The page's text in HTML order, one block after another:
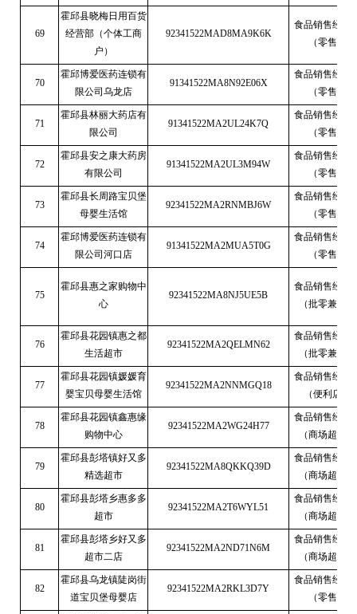
69
霍邱县晓梅日用百货
经营部（个体工商
户）
92341522MAD8MA9K6K
食品销售经营
（零售）
70
霍邱博爱医药连锁有
限公司乌龙店
91341522MA8N92E06X
食品销售经营
（零售）
71
霍邱县林丽大药店有
限公司
91341522MA2UL24K7Q
食品销售经营
（零售）
72
霍邱县安之康大药房
有限公司
91341522MA2UL3M94W
食品销售经营
（零售）
73
霍邱县长周路宝贝堡
母婴生活馆
92341522MA2RNMBJ6W
食品销售经营
（零售）
74
霍邱博爱医药连锁有
限公司河口店
91341522MA2MUA5T0G
食品销售经营
（零售）
75
霍邱县惠之家购物中
心
92341522MA8NJ5UE5B
食品销售经营
（批零兼营）
76
霍邱县花园镇惠之都
生活超市
92341522MA2QELMN62
食品销售经营
（批零兼营）
77
霍邱县花园镇媛媛育
婴宝贝母婴生活馆
92341522MA2NNMGQ18
食品销售经营
（便利店）
78
霍邱县花园镇鑫惠缘
购物中心
92341522MA2WG24H77
食品销售经营
（商场超市）
79
霍邱县彭塔镇好又多
精选超市
92341522MA8QKKQ39D
食品销售经营
（商场超市）
80
霍邱县彭塔乡惠多多
超市
92341522MA2T6WYL51
食品销售经营
（商场超市）
81
霍邱县彭塔乡好又多
超市二店
92341522MA2ND71N6M
食品销售经营
（商场超市）
82
霍邱县乌龙镇陡岗街
道宝贝堡母婴店
92341522MA2RKL3D7Y
食品销售经营
（零售）